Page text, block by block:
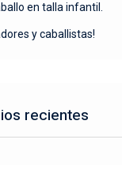
en talla infantil.
y caballistas!
recientes